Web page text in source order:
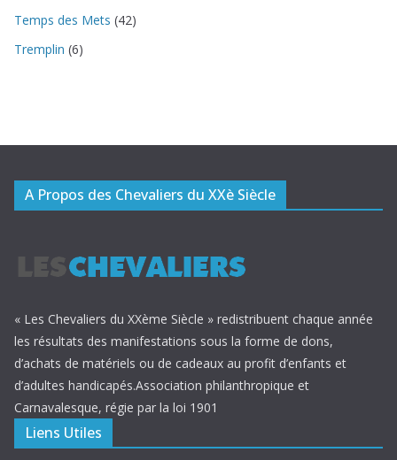
Temps des Mets (42)
Tremplin (6)
A Propos des Chevaliers du XXè Siècle
« Les Chevaliers du XXème Siècle » redistribuent chaque année
les résultats des manifestations sous la forme de dons,
d’achats de matériels ou de cadeaux au profit d’enfants et
d’adultes handicapés.Association philanthropique et
Carnavalesque, régie par la loi 1901
Liens Utiles